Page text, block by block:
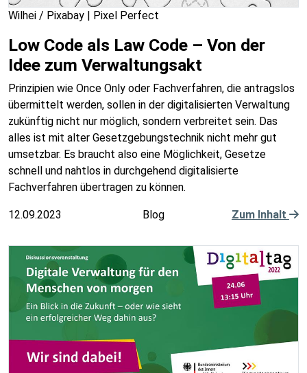
Wilhei / Pixabay | Pixel Perfect
Low Code als Law Code – Von der
Idee zum Verwaltungsakt
Prinzipien wie Once Only oder Fachverfahren, die antragslos
übermittelt werden, sollen in der digitalisierten Verwaltung
zukünftig nicht nur möglich, sondern verbreitet sein. Das
alles ist mit alter Gesetzgebungstechnik nicht mehr gut
umsetzbar. Es braucht also eine Möglichkeit, Gesetze
schnell und nahtlos in durchgehend digitalisierte
Fachverfahren übertragen zu können.
12.09.2023 Blog Zum Inhalt